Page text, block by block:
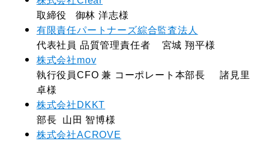
取締役 御林 洋志様
有限責任パートナーズ綜合監査法人
代表社員 品質管理責任者 宮城 翔平様
株式会社mov
執行役員CFO 兼 コーポレート本部長 諸見里
卓様
株式会社DKKT
部長 山田 智博様
株式会社ACROVE